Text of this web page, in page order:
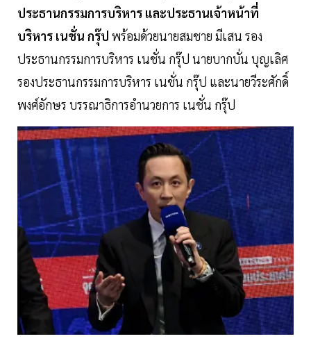
ประธานกรรมการบริหาร และประธานเจ้าหน้าที่
บริหาร เนชั่น กรุ๊ป พร้อมด้วยนายสมชาย มีเสน รอง
ประธานกรรมการบริหาร เนชั่น กรุ๊ป นายบากบั่น บุญเลิศ
รองประธานกรรมการบริหาร เนชั่น กรุ๊ป และนายวีระศักดิ์
พงศ์อักษร บรรณาธิการอำนวยการ เนชั่น กรุ๊ป